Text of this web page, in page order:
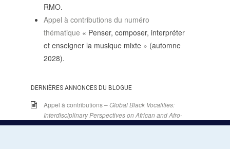
RMO.
Appel à contributions du numéro
thématique « Penser, composer, interpréter
et enseigner la musique mixte » (automne
2028).
DERNIÈRES ANNONCES DU BLOGUE
Appel à contributions –Global Black Vocalities:
Interdisciplinary Perspectives on African and Afro-
descendant Expressive Cultures– 15 décembre